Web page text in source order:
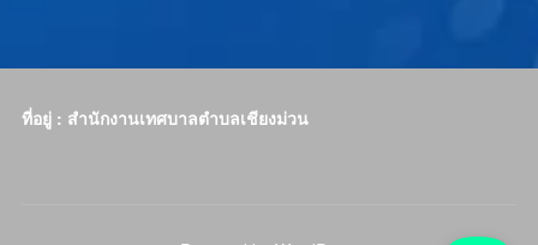
ที่อยู่ : สำนักงานเทศบาลตำบลเชียงม่วน